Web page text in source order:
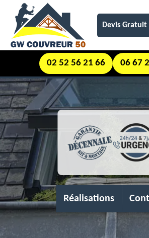
Devis Gratuit
02 52 56 21 66 06 67
Réalisations